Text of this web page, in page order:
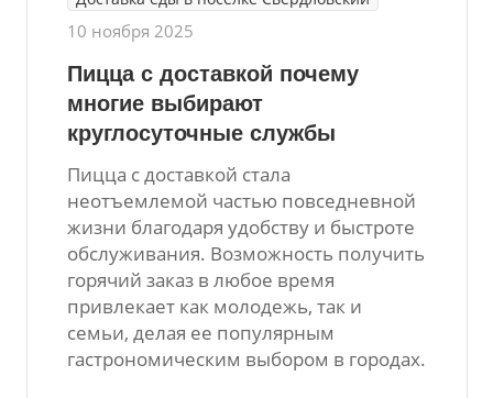
10 ноября 2025
Пицца с доставкой почему
многие выбирают
круглосуточные службы
Пицца с доставкой стала
неотъемлемой частью повседневной
жизни благодаря удобству и быстроте
обслуживания. Возможность получить
горячий заказ в любое время
привлекает как молодежь, так и
семьи, делая ее популярным
гастрономическим выбором в городах.